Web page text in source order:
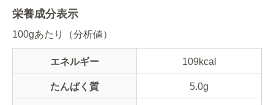
栄養成分表示
100gあたり（分析値）
エネルギー 109kcal
たんぱく質 5.0g